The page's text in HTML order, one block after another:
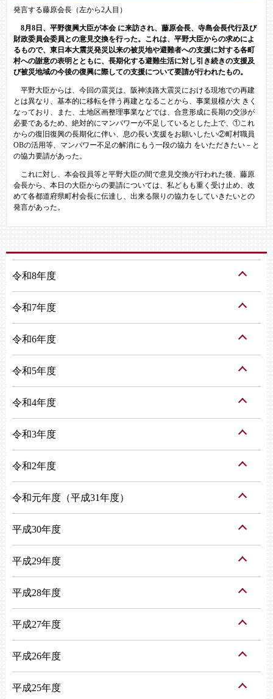
発言する藤原会長（左から2人目）
8月8日、平野復興大臣が本会 に来訪され、藤原会長、寺島会長代行及び
財政委員会委員との意見交換を行った。これは、平野大臣からの求めによ
るもので、東日本大震災発災以来の被災地や避難者への支援に対する各町
村への謝意の表明とともに、長期化する避難生活に対し引き続きの支援及
び被災地域の今後の復興に際しての支援について要請が行われたもの。
平野大臣からは、今回の震災は、阪神淡路大震災における現地での再建
とは異なり、基本的に移転を伴う再建となることから、事業規模が大 きく
なっており、また、土地区画整理事業などでは、合意形成に長期の交渉が
必要であるため、絶対的にマンパワーが不足しているとした上で、①これ
からの復旧復興の長期化に伴い、息の長い支援をお願いしたい②町村職員
OBの活用等、マンパワー不足の解消にもう一段の協力 をいただきたい－と
の協力要請があった。
これに対し、本会役員等と平野大臣の間で意見交換が行われた後、藤原
会長から、本日の大臣からの要請については、私どもも重く受け止め、改
めて各都道府県町村会長に伝達し、出来る限りの協力をしていきたいとの
発言があった。
令和8年度
令和7年度
令和6年度
令和5年度
令和4年度
令和3年度
令和2年度
令和元年度（平成31年度）
平成30年度
平成29年度
平成28年度
平成27年度
平成26年度
平成25年度